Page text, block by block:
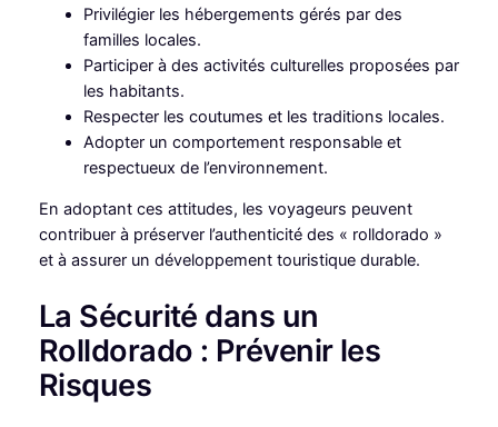
Privilégier les hébergements gérés par des
familles locales.
Participer à des activités culturelles proposées par
les habitants.
Respecter les coutumes et les traditions locales.
Adopter un comportement responsable et
respectueux de l’environnement.
En adoptant ces attitudes, les voyageurs peuvent
contribuer à préserver l’authenticité des « rolldorado »
et à assurer un développement touristique durable.
La Sécurité dans un
Rolldorado : Prévenir les
Risques